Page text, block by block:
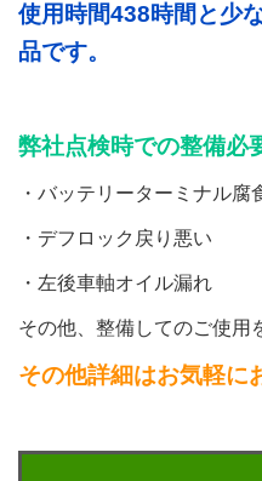
使用時間438時間と少
品です。
弊社点検時での整備必
・バッテリーターミナル腐
・デフロック戻り悪い
・左後車軸オイル漏れ
その他、整備してのご使用
その他詳細はお気軽に